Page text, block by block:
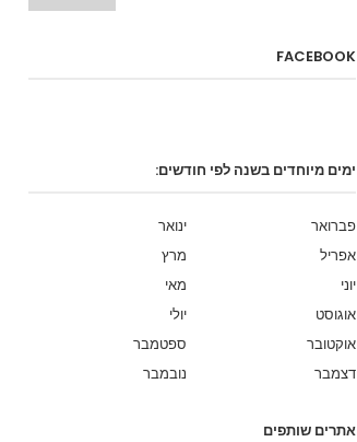
FACEBOOK
ימים מיוחדים בשנה לפי חודשים:
ינואר
פברואר
מרץ
אפריל
מאי
יוני
יולי
אוגוסט
ספטמבר
אוקטובר
נובמבר
דצמבר
אתרים שותפים